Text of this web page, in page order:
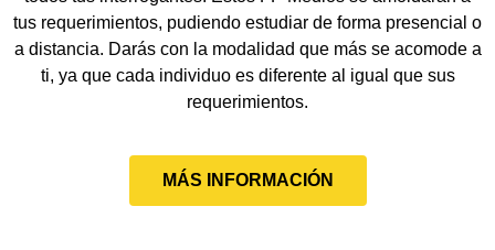
tus requerimientos, pudiendo estudiar de forma presencial o
a distancia. Darás con la modalidad que más se acomode a
ti, ya que cada individuo es diferente al igual que sus
requerimientos.
MÁS INFORMACIÓN